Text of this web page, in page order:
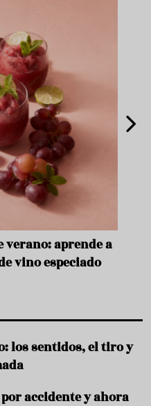
aprende a
vino especiado
los sentidos, el tiro y
accidente y ahora